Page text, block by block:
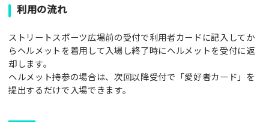
利用の流れ
ストリートスポーツ広場前の受付で利用者カードに記入してか
らヘルメットを着用して入場し終了時にヘルメットを受付に返
却します。
ヘルメット持参の場合は、次回以降受付で「愛好者カード」を
提出するだけで入場できます。